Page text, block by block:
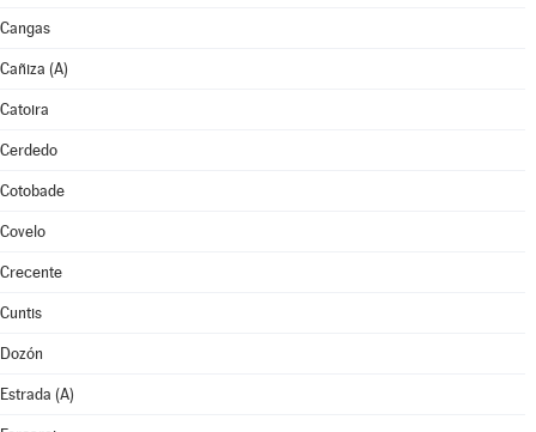
Cangas
Cañiza (A)
Catoira
Cerdedo
Cotobade
Covelo
Crecente
Cuntis
Dozón
Estrada (A)